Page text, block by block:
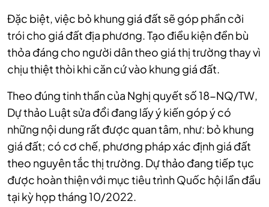
Đặc biệt, việc bỏ khung giá đất sẽ góp phần cởi
trói cho giá đất địa phương. Tạo điều kiện đền bù
thỏa đáng cho người dân theo giá thị trường thay vì
chịu thiệt thòi khi căn cứ vào khung giá đất.
Theo đúng tinh thần của Nghị quyết số 18-NQ/TW,
Dự thảo Luật sửa đổi đang lấy ý kiến góp ý có
những nội dung rất được quan tâm, như: bỏ khung
giá đất; có cơ chế, phương pháp xác định giá đất
theo nguyên tắc thị trường. Dự thảo đang tiếp tục
được hoàn thiện với mục tiêu trình Quốc hội lần đầu
tại kỳ họp tháng 10/2022.